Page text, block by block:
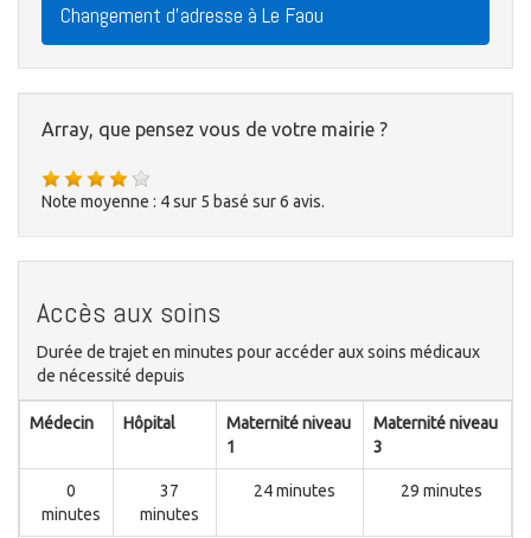
Changement d'adresse à Le Faou
Array, que pensez vous de votre mairie ?
Note moyenne : 4sur 5 basé sur6 avis.
Accès aux soins
Durée de trajet en minutes pour accéder aux soins médicaux
de nécessité depuis
Médecin Hôpital
Maternité niveau
1
Maternité niveau
3
0
minutes
37
minutes
24 minutes 29 minutes